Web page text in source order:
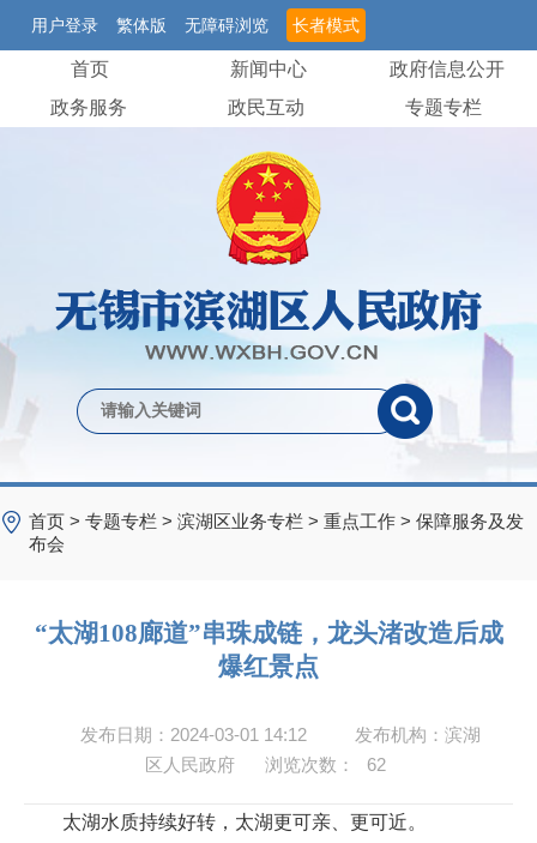
用户登录 繁体版 无障碍浏览 长者模式
首页 新闻中心
政府信息公开
政务服务
政民互动 专题专栏
首页 > 专题专栏 > 滨湖区业务专栏 > 重点工作 > 保障服务及发
布会
“太湖108廊道”串珠成链，龙头渚改造后成
爆红景点
发布日期：2024-03-01 14:12
发布机构：滨湖
区人民政府
浏览次数： 62
太湖水质持续好转，太湖更可亲、更可近。